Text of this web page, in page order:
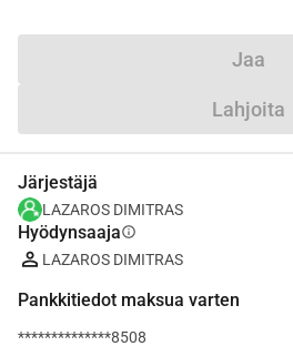
Jaa
Lahjoita
Järjestäjä
LAZAROS DIMITRAS
Hyödynsaajainfo
LAZAROS DIMITRAS
Pankkitiedot maksua varten
**************8508